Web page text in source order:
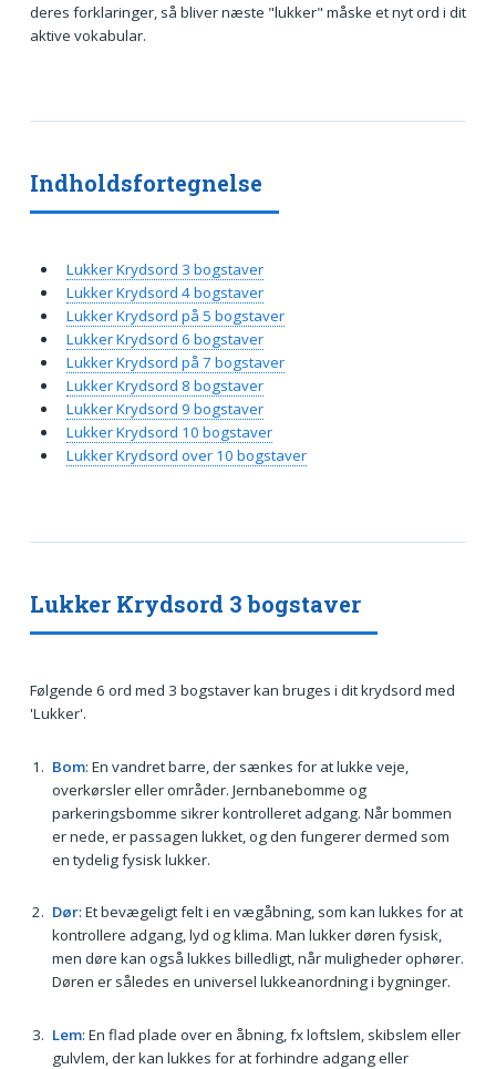
deres forklaringer, så bliver næste "lukker" måske et nyt ord i dit
aktive vokabular.
Lukker Krydsord 3 bogstaver
Følgende 6 ord med 3 bogstaver kan bruges i dit krydsord med
'Lukker'.
Bom: En vandret barre, der sænkes for at lukke veje,
overkørsler eller områder. Jernbanebomme og
parkeringsbomme sikrer kontrolleret adgang. Når bommen
er nede, er passagen lukket, og den fungerer dermed som
en tydelig fysisk lukker.
Dør: Et bevægeligt felt i en vægåbning, som kan lukkes for at
kontrollere adgang, lyd og klima. Man lukker døren fysisk,
men døre kan også lukkes billedligt, når muligheder ophører.
Døren er således en universel lukkeanordning i bygninger.
Lem: En flad plade over en åbning, fx loftslem, skibslem eller
gulvlem, der kan lukkes for at forhindre adgang eller
Indholdsfortegnelse
Lukker Krydsord 3 bogstaver
Lukker Krydsord 4 bogstaver
Lukker Krydsord på 5 bogstaver
Lukker Krydsord 6 bogstaver
Lukker Krydsord på 7 bogstaver
Lukker Krydsord 8 bogstaver
Lukker Krydsord 9 bogstaver
Lukker Krydsord 10 bogstaver
Lukker Krydsord over 10 bogstaver